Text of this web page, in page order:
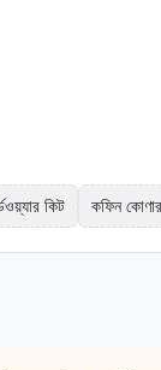
কিট কফিন কোণার